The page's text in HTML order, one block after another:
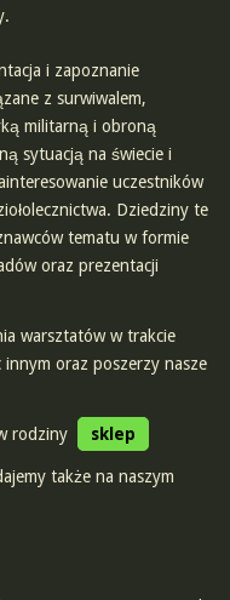
i zapoznanie
z surwiwalem,
militarną i obroną
sytuacją na świecie i
uczestników
Dziedziny te
tematu w formie
oraz prezentacji
warsztatów w trakcie
oraz poszerzy nasze
rodziny sklep
także na naszym